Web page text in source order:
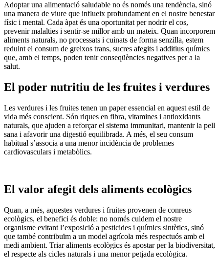
Adoptar una alimentació saludable no és només una tendència, sinó
una manera de viure que influeix profundament en el nostre benestar
físic i mental. Cada àpat és una oportunitat per nodrir el cos,
prevenir malalties i sentir-se millor amb un mateix. Quan incorporem
aliments naturals, no processats i cuinats de forma senzilla, estem
reduint el consum de greixos trans, sucres afegits i additius químics
que, amb el temps, poden tenir conseqüències negatives per a la
salut.
El poder nutritiu de les fruites i verdures
Les verdures i les fruites tenen un paper essencial en aquest estil de
vida més conscient. Són riques en fibra, vitamines i antioxidants
naturals, que ajuden a reforçar el sistema immunitari, mantenir la pell
sana i afavorir una digestió equilibrada. A més, el seu consum
habitual s’associa a una menor incidència de problemes
cardiovasculars i metabòlics.
El valor afegit dels aliments ecològics
Quan, a més, aquestes verdures i fruites provenen de conreus
ecològics, el benefici és doble: no només cuidem el nostre
organisme evitant l’exposició a pesticides i químics sintètics, sinó
que també contribuïm a un model agrícola més respectuós amb el
medi ambient. Triar aliments ecològics és apostar per la biodiversitat,
el respecte als cicles naturals i una menor petjada ecològica.